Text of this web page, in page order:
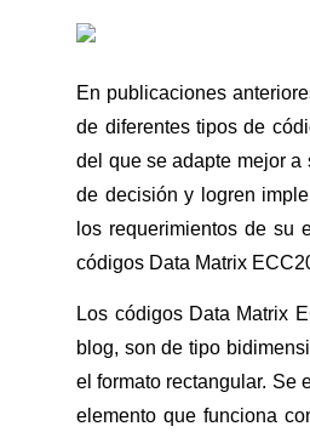
En publicaciones
de diferentes tipos de
del que se adapte mejor a
de decisión y logren
los requerimientos de su
códigos Data Matrix
Los códigos Data Matrix
blog, son de tipo
el formato rectangular. Se
elemento que funciona